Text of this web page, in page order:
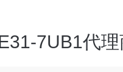
7UB1代理